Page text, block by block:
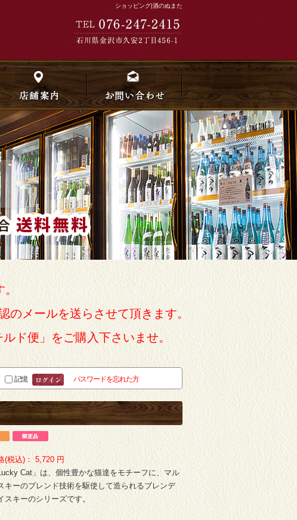
ショッピング|酒のぬまた
のメールを送らさせて頂きます。
ド便」をご購入下さいませ。
記憶 パスワードを忘れた方
(税込)： 5,720 円
Cat」は、個性豊かな猫達をモチーフに、マル
キーのブレンド技術を駆使して造られるブレンデ
スキーのシリーズです。